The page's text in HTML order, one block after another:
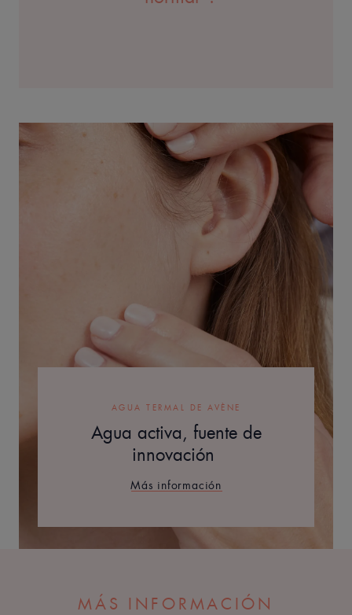
AGUA TERMAL DE AVÈNE
Agua activa, fuente de
innovación
Más información
MÁS INFORMACIÓN